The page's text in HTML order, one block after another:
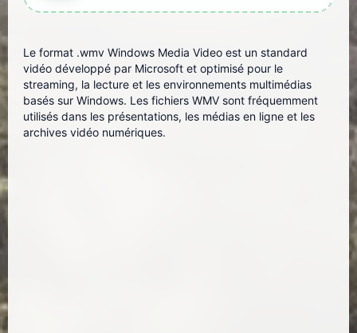
Le format .wmv Windows Media Video est un standard
vidéo développé par Microsoft et optimisé pour le
streaming, la lecture et les environnements multimédias
basés sur Windows. Les fichiers WMV sont fréquemment
utilisés dans les présentations, les médias en ligne et les
archives vidéo numériques.